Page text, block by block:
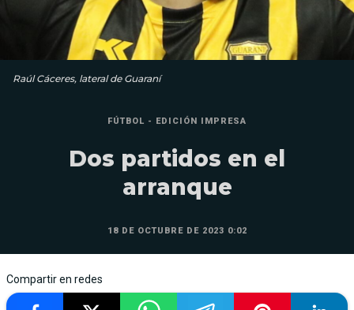
Raúl Cáceres, lateral de Guaraní
FÚTBOL - EDICIÓN IMPRESA
Dos partidos en el
arranque
18 DE OCTUBRE DE 2023 0:02
Compartir en redes